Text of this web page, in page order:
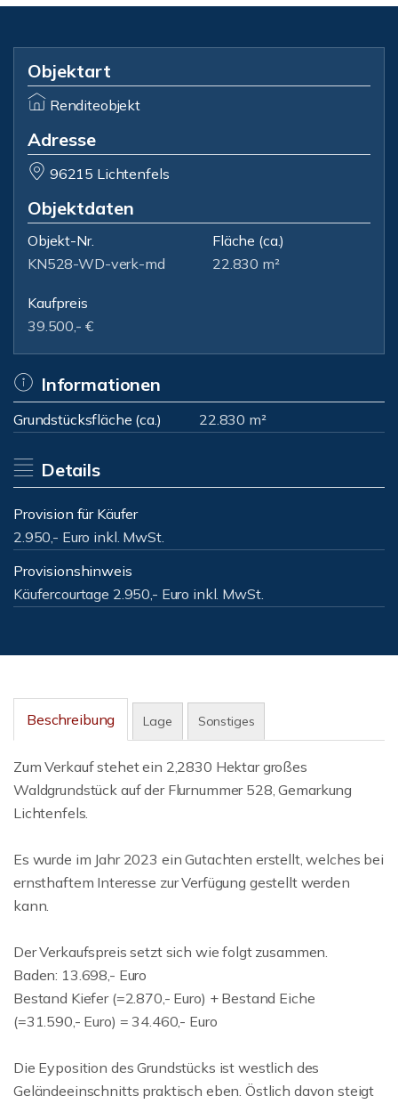
Objektart
Renditeobjekt
Adresse
96215 Lichtenfels
Objektdaten
Objekt-Nr.
KN528-WD-verk-md
Fläche (ca.)
22.830 m²
Kaufpreis
39.500,- €
Informationen
Grundstücksfläche (ca.) 22.830 m²
Details
Provision für Käufer
2.950,- Euro inkl. MwSt.
Provisionshinweis
Käufercourtage 2.950,- Euro inkl. MwSt.
Beschreibung Lage Sonstiges
Zum Verkauf stehet ein 2,2830 Hektar großes
Waldgrundstück auf der Flurnummer 528, Gemarkung
Lichtenfels.
Es wurde im Jahr 2023 ein Gutachten erstellt, welches bei
ernsthaftem Interesse zur Verfügung gestellt werden
kann.
Der Verkaufspreis setzt sich wie folgt zusammen.
Baden: 13.698,- Euro
Bestand Kiefer (=2.870,- Euro) + Bestand Eiche
(=31.590,- Euro) = 34.460,- Euro
Die Eyposition des Grundstücks ist westlich des
Geländeeinschnitts praktisch eben. Östlich davon steigt